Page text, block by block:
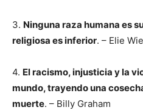
3. Ninguna raza humana es
religiosa es inferior. – Elie
4. El racismo, injusticia y la
mundo, trayendo una
muerte. – Billy Graham